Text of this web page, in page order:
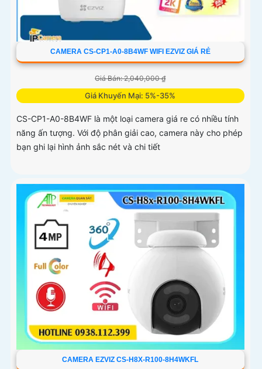
CAMERA CS-CP1-A0-8B4WF WIFI EZVIZ GIÁ RẺ
Giá Bán: 2,040,000 ₫
Giá Khuyến Mại: 5%-35%
CS-CP1-A0-8B4WF là một loại camera giá re có nhiều tính
năng ấn tượng. Với độ phân giải cao, camera này cho phép
bạn ghi lại hình ảnh sắc nét và chi tiết
CAMERA EZVIZ CS-H8X-R100-8H4WKFL